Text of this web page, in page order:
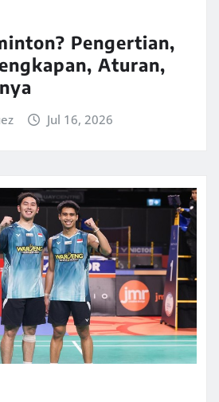
Pengertian,
Aturan,
Jul 16, 2026